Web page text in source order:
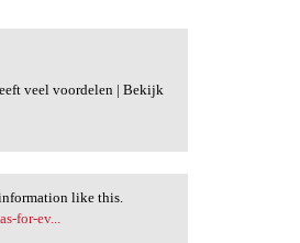
veel voordelen | Bekijk
like this.
for-ev...